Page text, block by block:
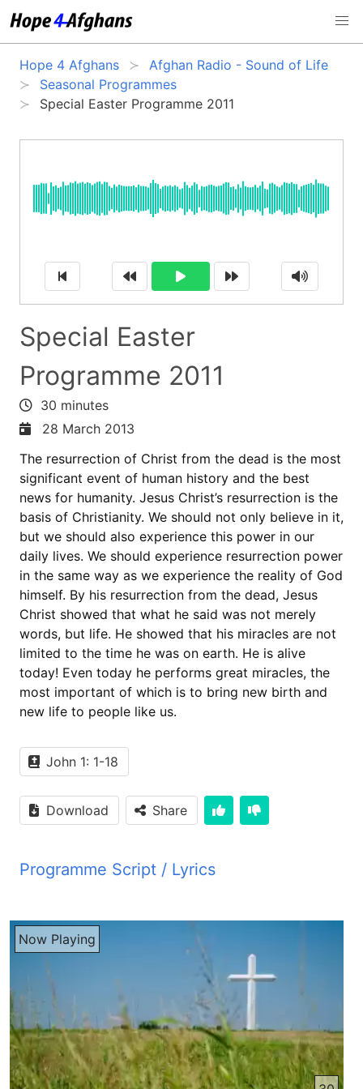
Hope 4 Afghans
Afghan Radio - Sound of Life
Seasonal Programmes
Special Easter Programme 2011
Special Easter
Programme 2011
30 minutes
28 March 2013
The resurrection of Christ from the dead is the most
significant event of human history and the best
news for humanity. Jesus Christ’s resurrection is the
basis of Christianity. We should not only believe in it,
but we should also experience this power in our
daily lives. We should experience resurrection power
in the same way as we experience the reality of God
himself. By his resurrection from the dead, Jesus
Christ showed that what he said was not merely
words, but life. He showed that his miracles are not
limited to the time he was on earth. He is alive
today! Even today he performs great miracles, the
most important of which is to bring new birth and
new life to people like us.
John 1: 1-18
Download Share
Programme Script / Lyrics
PYM JBZ شنانده های گرامی با عرض سلام های گرم
قیام و رستاخیز پرشکوه ایسای مسیره به شما دوستا و
راه روان راه راستی تبریک و تحنیت میگیم امیدواریم با
شنیدن ای برنامه خاص که به مناسبت اید قیام ایسای
مسیر از مردگان تقدیمتان میشه برکت خاص بیاوید
خوشحال استم که با پیشکش نمودن برنامه خاص قیام
در خدمت شما شنانده های عزیز و خداجو قرار داریم
پس شنانده های بیشبه ها شما را دعوت میکنیم به
شنیدن برنامه خاصه که به مناسبت این اید پرشکوه تحیه
Now Playing